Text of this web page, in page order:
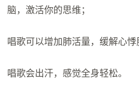
脑，激活你的思维；
唱歌可以增加肺活量，缓解心悸
唱歌会出汗，感觉全身轻松。